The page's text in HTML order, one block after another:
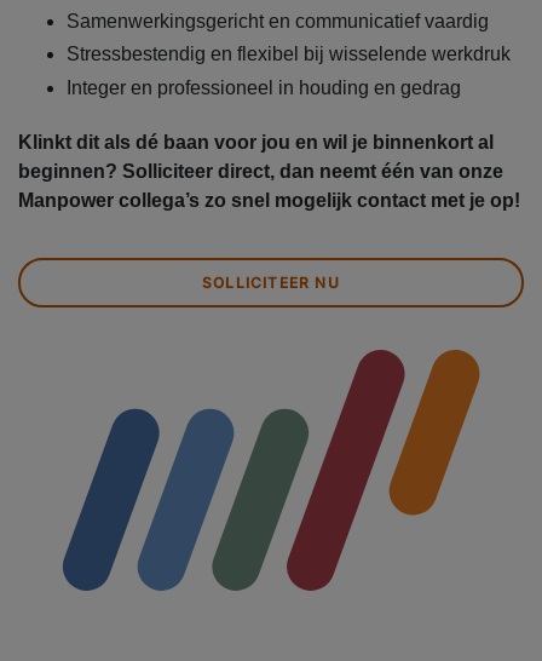
Samenwerkingsgericht en communicatief vaardig
Stressbestendig en flexibel bij wisselende werkdruk
Integer en professioneel in houding en gedrag
Klinkt dit als dé baan voor jou en wil je binnenkort al
beginnen? Solliciteer direct, dan neemt één van onze
Manpower collega’s zo snel mogelijk contact met je op!
SOLLICITEER NU